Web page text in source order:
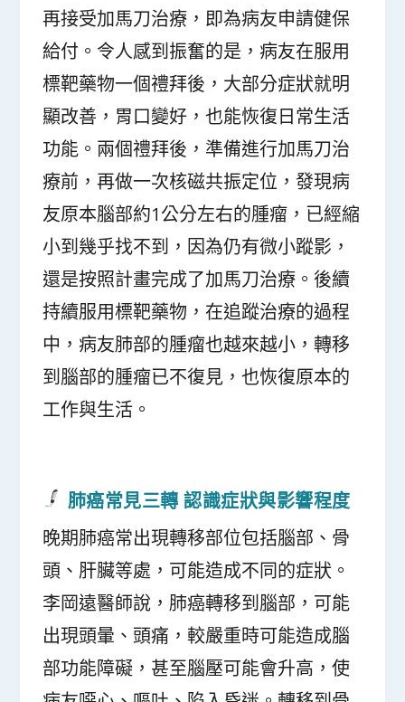
再接受加馬刀治療，即為病友申請健保
給付。令人感到振奮的是，病友在服用
標靶藥物一個禮拜後，大部分症狀就明
顯改善，胃口變好，也能恢復日常生活
功能。兩個禮拜後，準備進行加馬刀治
療前，再做一次核磁共振定位，發現病
友原本腦部約1公分左右的腫瘤，已經縮
小到幾乎找不到，因為仍有微小蹤影，
還是按照計畫完成了加馬刀治療。後續
持續服用標靶藥物，在追蹤治療的過程
中，病友肺部的腫瘤也越來越小，轉移
到腦部的腫瘤已不復見，也恢復原本的
工作與生活。
肺癌常見三轉 認識症狀與影響程度
晚期肺癌常出現轉移部位包括腦部、骨
頭、肝臟等處，可能造成不同的症狀。
李岡遠醫師說，肺癌轉移到腦部，可能
出現頭暈、頭痛，較嚴重時可能造成腦
部功能障礙，甚至腦壓可能會升高，使